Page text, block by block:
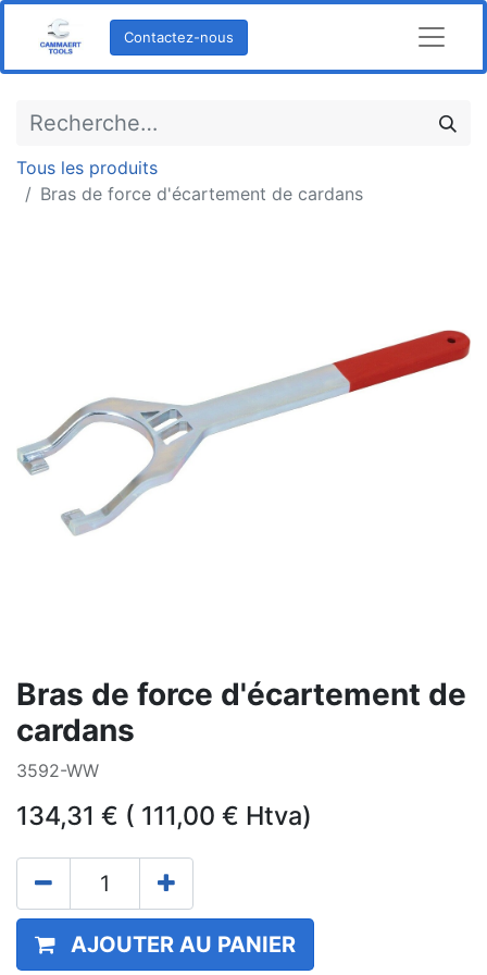
Contactez-nous
Tous les produits
Bras de force d'écartement de cardans
Bras de force d'écartement de
cardans
3592-WW
134,31 € ( 111,00 € Htva)
AJOUTER AU PANIER